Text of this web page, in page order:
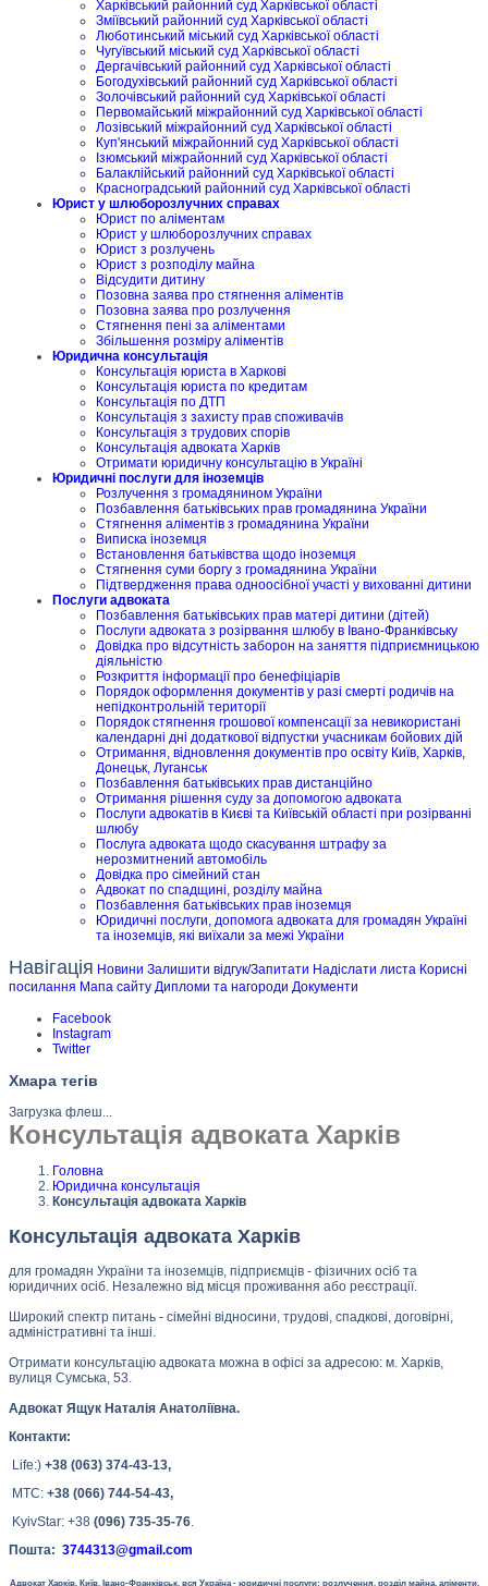
Харківський районний суд Харківської області
Зміївський районний суд Харківської області
Люботинський міський суд Харківської області
Чугуївський міський суд Харківської області
Дергачівський районний суд Харківської області
Богодухівський районний суд Харківської області
Золочівський районний суд Харківської області
Первомайський міжрайонний суд Харківської області
Лозівський міжрайонний суд Харківської області
Куп'янський міжрайонний суд Харківської області
Ізюмський міжрайонний суд Харківської області
Балаклійський районний суд Харківської області
Красноградський районний суд Харківської області
Юрист у шлюборозлучних справах
Юрист по аліментам
Юрист у шлюборозлучних справах
Юрист з розлучень
Юрист з розподілу майна
Відсудити дитину
Позовна заява про стягнення аліментів
Позовна заява про розлучення
Стягнення пені за аліментами
Збільшення розміру аліментів
Юридична консультація
Консультація юриста в Харкові
Консультація юриста по кредитам
Консультація по ДТП
Консультація з захисту прав споживачів
Консультація з трудових спорів
Консультація адвоката Харків
Отримати юридичну консультацію в Україні
Юридичні послуги для іноземців
Розлучення з громадянином України
Позбавлення батьківських прав громадянина України
Стягнення аліментів з громадянина України
Виписка іноземця
Встановлення батьківства щодо іноземця
Стягнення суми боргу з громадянина України
Підтвердження права одноосібної участі у вихованні дитини
Послуги адвоката
Позбавлення батьківських прав матері дитини (дітей)
Послуги адвоката з розірвання шлюбу в Івано-Франківську
Довідка про відсутність заборон на заняття підприємницькою
діяльністю
Розкриття інформації про бенефіціарів
Порядок оформлення документів у разі смерті родичів на
непідконтрольній території
Порядок стягнення грошової компенсації за невикористані
календарні дні додаткової відпустки учасникам бойових дій
Отримання, відновлення документів про освіту Київ, Харків,
Донецьк, Луганськ
Позбавлення батьківських прав дистанційно
Отримання рішення суду за допомогою адвоката
Послуги адвокатів в Києві та Київській області при розірванні
шлюбу
Послуга адвоката щодо скасування штрафу за
нерозмитнений автомобіль
Довідка про сімейний стан
Адвокат по спадщині, розділу майна
Позбавлення батьківських прав іноземця
Юридичні послуги, допомога адвоката для громадян Україні
та іноземців, які виїхали за межі України
Навігація Новини Залишити відгук/Запитати Надіслати листа Корисні
посилання Мапа сайту Дипломи та нагороди Документи
Facebook
Instagram
Twitter
Хмара тегів
Загрузка флеш...
Консультація адвоката Харків
Головна
Юридична консультація
Консультація адвоката Харків
Консультація адвоката Харків
для громадян України та іноземців, підприємців - фізичних осіб та
юридичних осіб. Незалежно від місця проживання або реєстрації.
Широкий спектр питань - сімейні відносини, трудові, спадкові, договірні,
адміністративні та інші.
Отримати консультацію адвоката можна в офісі за адресою: м. Харків,
вулиця Сумська, 53.
Адвокат Ящук Наталія Анатоліївна.
Контакти:
Life:) +38 (063) 374-43-13,
МТС: +38 (066) 744-54-43,
KyivStar: +38 (096) 735-35-76.
Пошта: 3744313@gmail.com
Адвокат Харків, Київ, Івано-Франківськ, вся Україна - юридичні послуги: розлучення, розділ майна, аліменти,